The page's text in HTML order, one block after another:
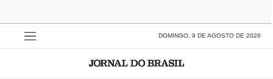
DOMINGO, 9 DE AGOSTO DE 2026